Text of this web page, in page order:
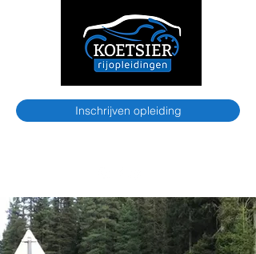
Inschrijven opleiding